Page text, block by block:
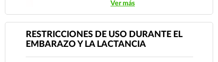
arterial oclusiva, angina, enfermedad cardiaca
cardiomiopatía, infarto de miocardio, arritmias
potencialmente mortales y canalopatías o en
Ver más
RESTRICCIONES DE USO DURANTE EL
EMBARAZO Y LA LACTANCIA